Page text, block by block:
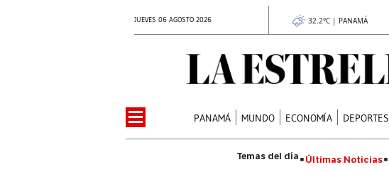
JUEVES 06 AGOSTO 2026 32.2°C | PANAMÁ
PANAMÁ MUNDO ECONOMÍA DEPORTES
Últimas Noticias